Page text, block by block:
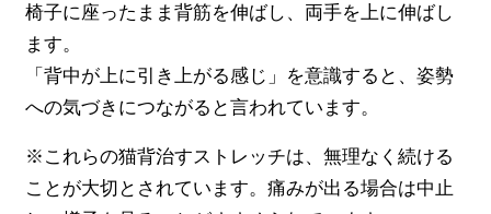
椅子に座ったまま背筋を伸ばし、両手を上に伸ばし
ます。
「背中が上に引き上がる感じ」を意識すると、姿勢
への気づきにつながると言われています。
※これらの猫背治すストレッチは、無理なく続ける
ことが大切とされています。痛みが出る場合は中止